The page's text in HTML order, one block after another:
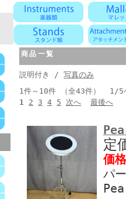
商品一覧
説明付き / 写真のみ
1件～10件 （全43件） 1/5
1 2 3 4 5 次へ 最後へ
価
パ